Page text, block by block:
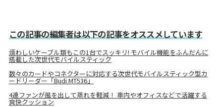
この記事の編集者は以下の記事をオススメしています
煩わしいケーブル類もこの1台でスッキリ! モバイル機能をふんだんに
搭載した次世代モバイルスティック
数々のカードやコネクターに対応する次世代モバイルスティック型カ
ードリーダー「Budi MT536」
4連ファンが風を出して蒸れを軽減！ 車内やオフィスなどで活躍する
爽快クッション